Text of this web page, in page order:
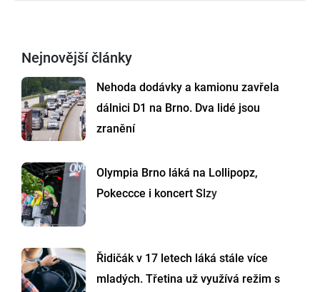
Nejnovější články
Nehoda dodávky a kamionu zavřela
dálnici D1 na Brno. Dva lidé jsou
zranění
Olympia Brno láká na Lollipopz,
Pokeccce i koncert Slzy
Řidičák v 17 letech láká stále více
mladých. Třetina už využívá režim s